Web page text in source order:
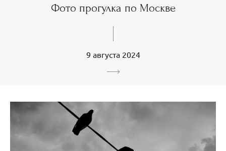
Фото прогулка по Москве
9 августа 2024